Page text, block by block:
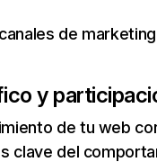
de
y
de tu web
clave del